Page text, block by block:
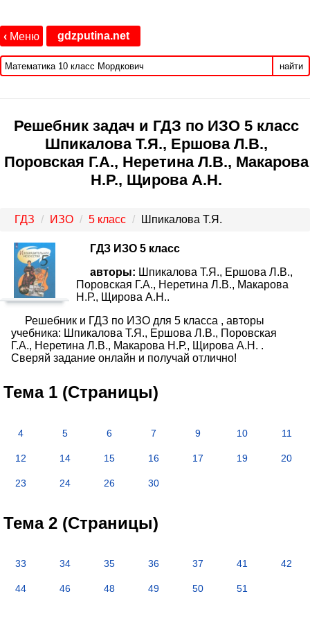
‹ Меню gdzputina.net
найти
Решебник задач и ГДЗ по ИЗО 5 класс
Шпикалова Т.Я., Ершова Л.В.,
Поровская Г.А., Неретина Л.В., Макарова
Н.Р., Щирова А.Н.
ГДЗ ИЗО 5 класс Шпикалова Т.Я.
ГДЗ ИЗО 5 класс
авторы: Шпикалова Т.Я., Ершова Л.В.,
Поровская Г.А., Неретина Л.В., Макарова
Н.Р., Щирова А.Н..
Решебник и ГДЗ по ИЗО для 5 класса , авторы
учебника: Шпикалова Т.Я., Ершова Л.В., Поровская
Г.А., Неретина Л.В., Макарова Н.Р., Щирова А.Н. .
Сверяй задание онлайн и получай отлично!
Тема 1 (Страницы)
4 5 6 7 9 10 11
12 14 15 16 17 19 20
23 24 26 30
Тема 2 (Страницы)
33 34 35 36 37 41 42
44 46 48 49 50 51